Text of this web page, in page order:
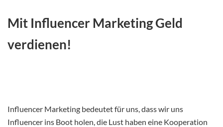
Mit Influencer Marketing Geld
verdienen!
Influencer Marketing bedeutet für uns, dass wir uns
Influencer ins Boot holen, die Lust haben eine Kooperation